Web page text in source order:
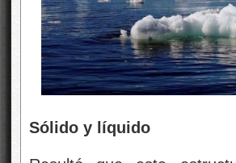
Sólido y líquido